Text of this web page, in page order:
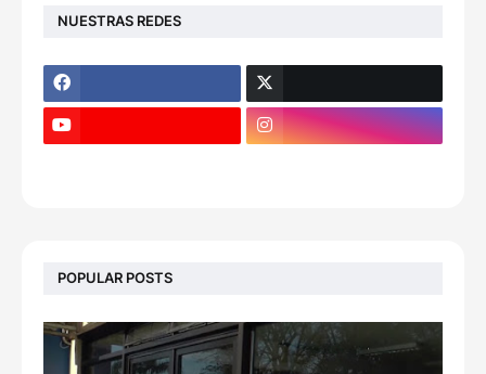
NUESTRAS REDES
POPULAR POSTS